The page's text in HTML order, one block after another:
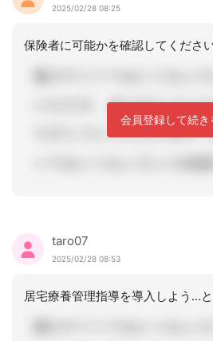
2025/02/28 08:25
会員登録して続き
taro07
2025/02/28 08:53